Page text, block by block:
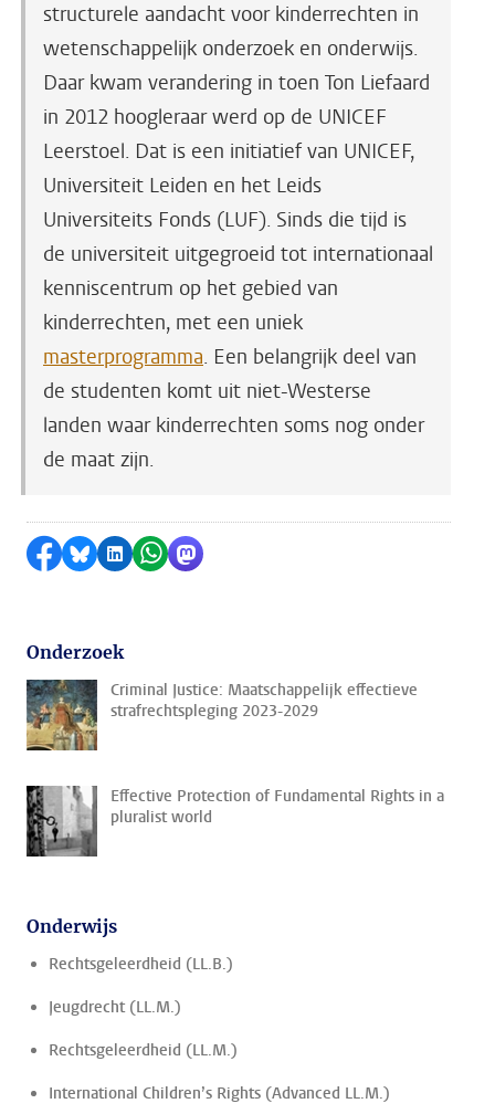
structurele aandacht voor kinderrechten in
wetenschappelijk onderzoek en onderwijs.
Daar kwam verandering in toen Ton Liefaard
in 2012 hoogleraar werd op de UNICEF
Leerstoel. Dat is een initiatief van UNICEF,
Universiteit Leiden en het Leids
Universiteits Fonds (LUF). Sinds die tijd is
de universiteit uitgegroeid tot internationaal
kenniscentrum op het gebied van
kinderrechten, met een uniek
masterprogramma. Een belangrijk deel van
de studenten komt uit niet-Westerse
landen waar kinderrechten soms nog onder
de maat zijn.
Delen op Facebook
Delen via Bluesky
Delen op LinkedIn
Delen via WhatsApp
Delen via Mastodon
Onderzoek
Criminal Justice: Maatschappelijk effectieve
strafrechtspleging 2023-2029
Effective Protection of Fundamental Rights in a
pluralist world
Onderwijs
Rechtsgeleerdheid (LL.B.)
Jeugdrecht (LL.M.)
Rechtsgeleerdheid (LL.M.)
International Children’s Rights (Advanced LL.M.)